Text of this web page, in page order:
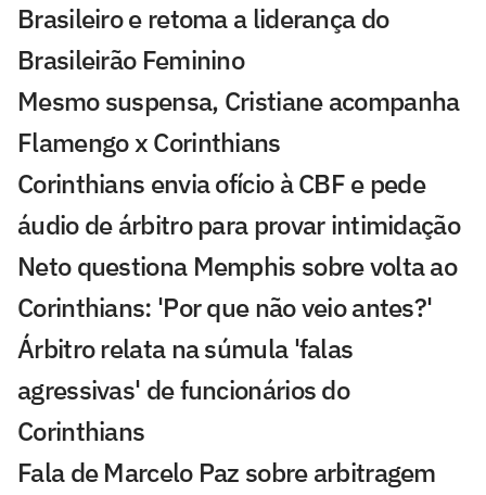
Brasileiro e retoma a liderança do
Brasileirão Feminino
Mesmo suspensa, Cristiane acompanha
Flamengo x Corinthians
Corinthians envia ofício à CBF e pede
áudio de árbitro para provar intimidação
Neto questiona Memphis sobre volta ao
Corinthians: 'Por que não veio antes?'
Árbitro relata na súmula 'falas
agressivas' de funcionários do
Corinthians
Fala de Marcelo Paz sobre arbitragem